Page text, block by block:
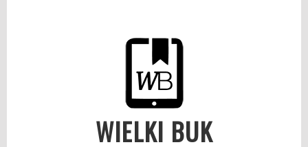
WIELKI BUK